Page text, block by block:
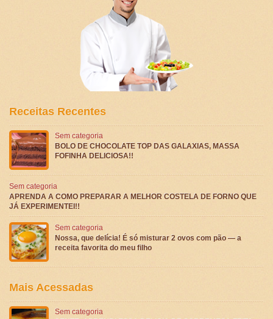
Receitas Recentes
Sem categoria
BOLO DE CHOCOLATE TOP DAS GALAXIAS, MASSA
FOFINHA DELICIOSA!!
Sem categoria
APRENDA A COMO PREPARAR A MELHOR COSTELA DE FORNO QUE
JÁ EXPERIMENTEI!!
Sem categoria
Nossa, que delícia! É só misturar 2 ovos com pão — a
receita favorita do meu filho
Mais Acessadas
Sem categoria